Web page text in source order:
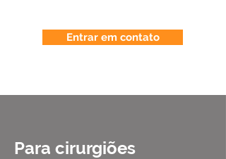
Entrar em contato
Para cirurgiões